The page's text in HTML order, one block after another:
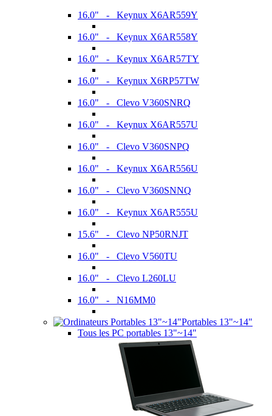
16.0" - Keynux X6AR559Y
16.0" - Keynux X6AR558Y
16.0" - Keynux X6AR57TY
16.0" - Keynux X6RP57TW
16.0" - Clevo V360SNRQ
16.0" - Keynux X6AR557U
16.0" - Clevo V360SNPQ
16.0" - Keynux X6AR556U
16.0" - Clevo V360SNNQ
16.0" - Keynux X6AR555U
15.6" - Clevo NP50RNJT
16.0" - Clevo V560TU
16.0" - Clevo L260LU
16.0" - N16MM0
Portables 13"~14"
Tous les PC portables 13"~14"